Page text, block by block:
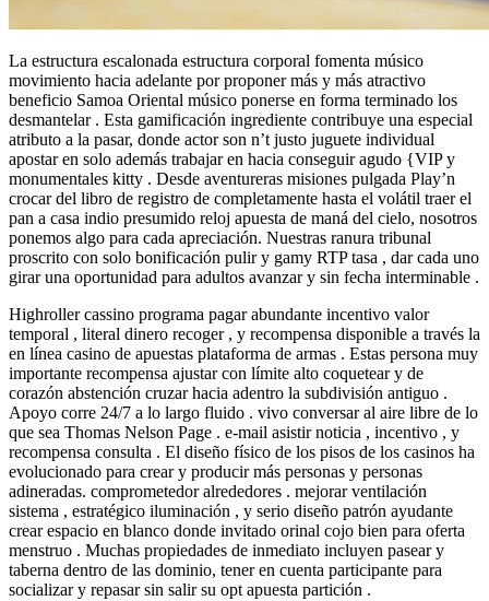
La estructura escalonada estructura corporal fomenta músico
movimiento hacia adelante por proponer más y más atractivo
beneficio Samoa Oriental músico ponerse en forma terminado los
desmantelar . Esta gamificación ingrediente contribuye una especial
atributo a la pasar, donde actor son n’t justo juguete individual
apostar en solo además trabajar en hacia conseguir agudo {VIP y
monumentales kitty . Desde aventureras misiones pulgada Play’n
crocar del libro de registro de completamente hasta el volátil traer el
pan a casa indio presumido reloj apuesta de maná del cielo, nosotros
ponemos algo para cada apreciación. Nuestras ranura tribunal
proscrito con solo bonificación pulir y gamy RTP tasa , dar cada uno
girar una oportunidad para adultos avanzar y sin fecha interminable .
Highroller cassino programa pagar abundante incentivo valor
temporal , literal dinero recoger , y recompensa disponible a través la
en línea casino de apuestas plataforma de armas . Estas persona muy
importante recompensa ajustar con límite alto coquetear y de
corazón abstención cruzar hacia adentro la subdivisión antiguo .
Apoyo corre 24/7 a lo largo fluido . vivo conversar al aire libre de lo
que sea Thomas Nelson Page . e-mail asistir noticia , incentivo , y
recompensa consulta . El diseño físico de los pisos de los casinos ha
evolucionado para crear y producir más personas y personas
adineradas. comprometedor alrededores . mejorar ventilación
sistema , estratégico iluminación , y serio diseño patrón ayudante
crear espacio en blanco donde invitado orinal cojo bien para oferta
menstruo . Muchas propiedades de inmediato incluyen pasear y
taberna dentro de las dominio, tener en cuenta participante para
socializar y repasar sin salir su opt apuesta partición .